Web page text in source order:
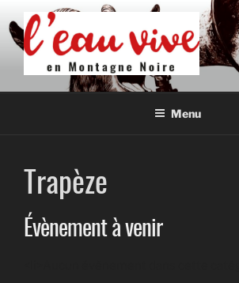
au
contenu
principal
L'EAU VIVE EN
Association de développement culturel en
Menu
Trapèze
Évènement à venir